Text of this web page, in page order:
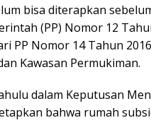
bisa diterapkan
(PP) Nomor 12
PP Nomor 14 Tahun
Kawasan Permukiman.
dalam Keputusan
bahwa rumah